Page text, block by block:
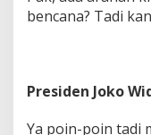
bencana? Tadi
Presiden Joko
Ya poin-poin tadi